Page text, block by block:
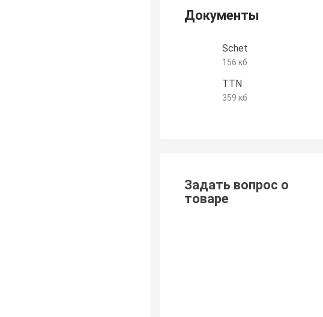
Документы
Schet
156 кб
TTN
359 кб
Задать вопрос о
товаре